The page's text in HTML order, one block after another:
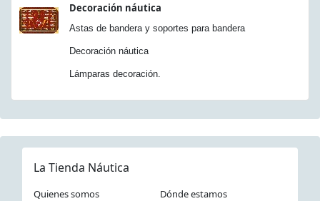
Decoración náutica
Astas de bandera y soportes para bandera
Decoración náutica
Lámparas decoración.
La Tienda Náutica
Quienes somos
Dónde estamos